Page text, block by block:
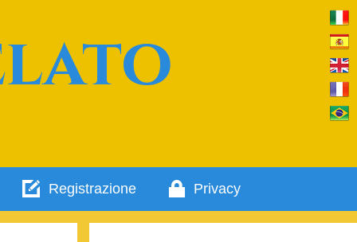
Registrazione Privacy